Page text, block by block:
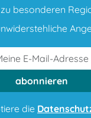
besonderen
abonnieren
die